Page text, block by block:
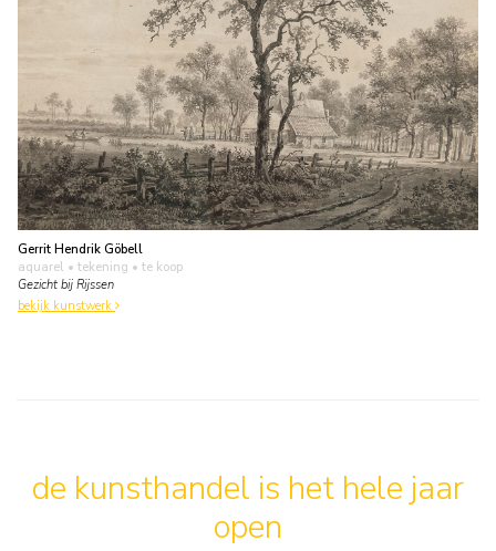
Gerrit Hendrik Göbell
aquarel • tekening • te koop
Gezicht bij Rijssen
bekijk kunstwerk
de kunsthandel is het hele jaar
open